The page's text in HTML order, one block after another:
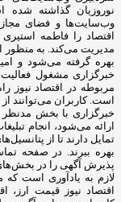
نوروزیان گذاشته
وب‌سایت‌ها و فضای
اقتصاد را فاطمه
مدیریت می‌کند. به منظور
بهره گرفته می‌شود و
خبرگزاری مشغول
مربوطه در اقتصاد نیوز
است. کاربران می‌توانند
خبرگزاری با بخش مدنظر
ارائه می‌شود، انجام
تمایل دارند تا از
بهره ببرند. در صفحه
پذیرش آگهی را در بخش‌های
لازم به یادآوری است که
اقتصاد نیوز قیمت ارز،